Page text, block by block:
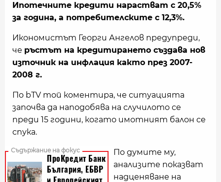
Ипотечните кредити нарастват с 20,5%
за година, а потребителските с 12,3%.
Икономистът Георги Ангелов предупреди,
че ръстът на кредитирането създава нов
източник на инфлация както през 2007-
2008 г.
По bТV той коментира, че ситуацията
започва да наподобява на случилото се
преди 15 години, когато имотният балон се
спука.
По думите му,
анализите показват
надценяване на